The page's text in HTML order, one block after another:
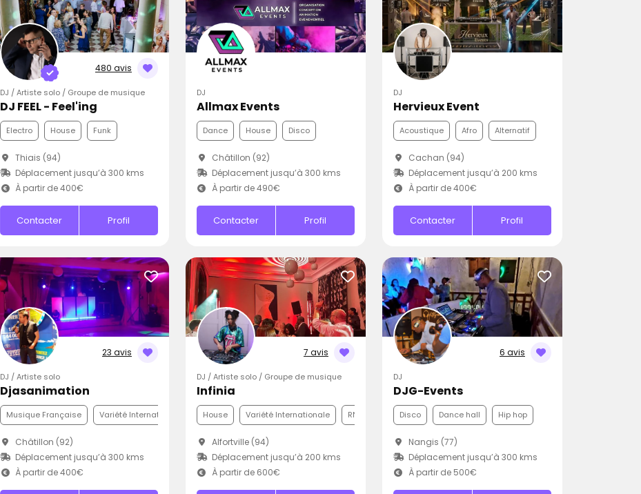
480 avis
DJ / Artiste solo / Groupe de musique
DJ FEEL - Feel'ing
Electro House Funk
Thiais (94)
Déplacement jusqu’à 300 kms
À partir de 400€
Contacter Profil
DJ
Allmax Events
Dance House Disco
Châtillon (92)
Déplacement jusqu’à 300 kms
À partir de 490€
Contacter Profil
DJ
Hervieux Event
Acoustique Afro Alternatif
Cachan (94)
Déplacement jusqu’à 200 kms
À partir de 400€
Contacter Profil
23 avis
DJ / Artiste solo
Djasanimation
Musique Française Variété Internationale Disco
Châtillon (92)
Déplacement jusqu’à 300 kms
À partir de 400€
7 avis
DJ / Artiste solo / Groupe de musique
Infinia
House Variété Internationale RNB
Alfortville (94)
Déplacement jusqu’à 200 kms
À partir de 600€
6 avis
DJ
DJG-Events
Disco Dance hall Hip hop
Nangis (77)
Déplacement jusqu’à 300 kms
À partir de 500€